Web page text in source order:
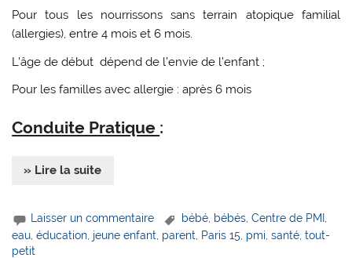
Pour tous les nourrissons sans terrain atopique familial
(allergies), entre 4 mois et 6 mois.
L’âge de début dépend de l’envie de l’enfant ;
Pour les familles avec allergie : après 6 mois
Conduite Pratique :
» Lire la suite
Laisser un commentaire bébé bébés ,Centre de PMI
eau ,éducation jeune enfant parent Paris 15 pmi ,santé ,tout-
petit